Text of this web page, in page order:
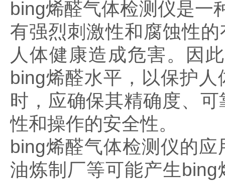
bing烯醛气体检测仪是一
有强烈刺激性和腐蚀性
人体健康造成危害。因
bing烯醛水平，以保护
时，应确保其精确度、
性和操作的安全性。
bing烯醛气体检测仪的
油炼制厂等可能产生